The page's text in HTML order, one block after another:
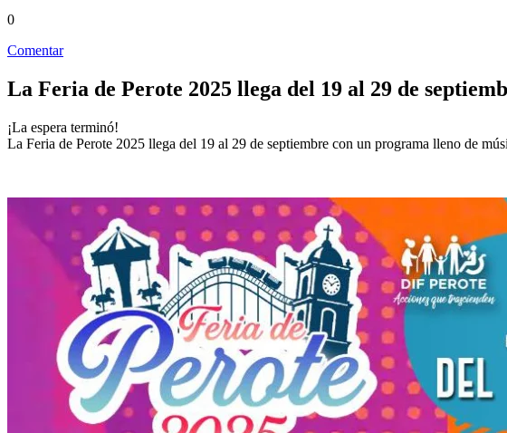
0
Comentar
La Feria de Perote 2025 llega del 19 al 29 de
¡La espera terminó!
La Feria de Perote 2025 llega del 19 al 29 de septiembre con un programa lleno de